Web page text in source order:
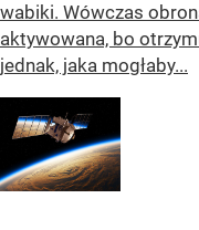
wabiki. Wówczas
aktywowana, bo
jednak, jaka mogłaby...